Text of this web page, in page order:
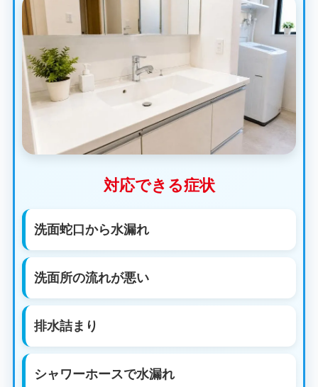
対応できる症状
洗面蛇口から水漏れ
洗面所の流れが悪い
排水詰まり
シャワーホースで水漏れ